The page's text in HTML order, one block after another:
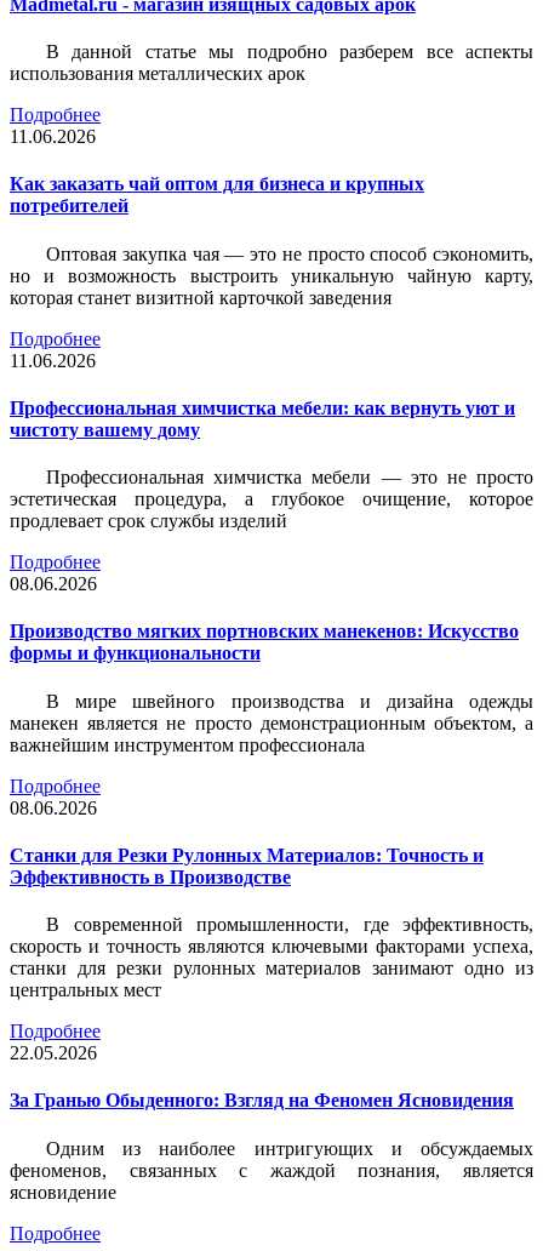
В данной статье мы подробно разберем все аспекты
использования металлических арок
Подробнее
11.06.2026
Как заказать чай оптом для бизнеса и крупных
потребителей
Оптовая закупка чая — это не просто способ сэкономить,
но и возможность выстроить уникальную чайную карту,
которая станет визитной карточкой заведения
Подробнее
11.06.2026
Профессиональная химчистка мебели: как вернуть уют и
чистоту вашему дому
Профессиональная химчистка мебели — это не просто
эстетическая процедура, а глубокое очищение, которое
продлевает срок службы изделий
Подробнее
08.06.2026
Производство мягких портновских манекенов: Искусство
формы и функциональности
В мире швейного производства и дизайна одежды
манекен является не просто демонстрационным объектом, а
важнейшим инструментом профессионала
Подробнее
08.06.2026
Станки для Резки Рулонных Материалов: Точность и
Эффективность в Производстве
В современной промышленности, где эффективность,
скорость и точность являются ключевыми факторами успеха,
станки для резки рулонных материалов занимают одно из
центральных мест
Подробнее
22.05.2026
За Гранью Обыденного: Взгляд на Феномен Ясновидения
Одним из наиболее интригующих и обсуждаемых
феноменов, связанных с жаждой познания, является
ясновидение
Подробнее